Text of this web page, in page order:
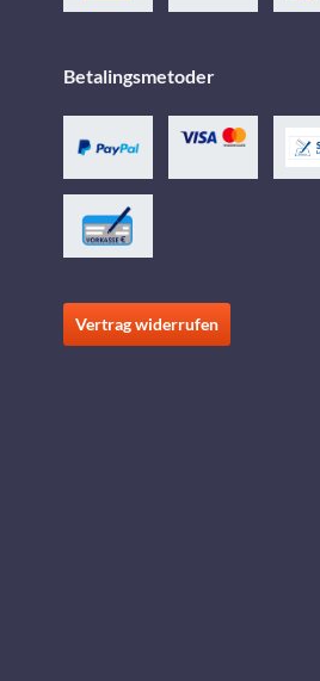
Betalingsmetoder
Vertrag widerrufen